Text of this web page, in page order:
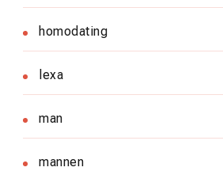
homodating
lexa
man
mannen